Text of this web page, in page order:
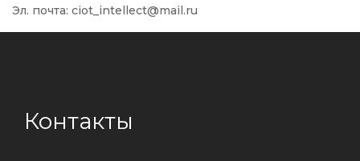
Эл. почта: ciot_intellect@mail.ru
Контакты